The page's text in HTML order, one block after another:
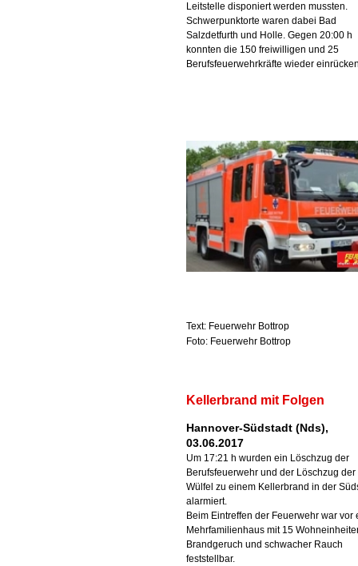
Leitstelle disponiert werden mussten.
Schwerpunktorte waren dabei Bad
Salzdetfurth und Holle. Gegen 20:00 h
konnten die 150 freiwilligen und 25
Berufsfeuerwehrkräfte wieder
Text: Feuerwehr Bottrop
Foto: Feuerwehr Bottrop
Kellerbrand mit Folgen
Hannover-Südstadt (Nds),
03.06.2017
Um 17:21 h wurden ein Löschzug der
Berufsfeuerwehr und der Löschzug der
Wülfel zu einem Kellerbrand in der
alarmiert.
Beim Eintreffen der Feuerwehr war vor
Mehrfamilienhaus mit 15
Brandgeruch und schwacher Rauch
feststellbar.